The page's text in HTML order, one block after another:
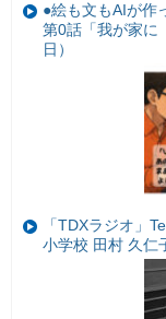
●絵も文もAIが作
第0話「我が家に
日）
「TDXラジオ」
小学校 田村 久仁